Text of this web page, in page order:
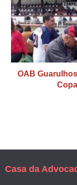
OAB
Casa da